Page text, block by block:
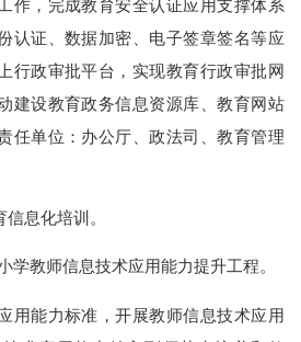
作，完成教育安全认证应用支撑体系
认证、数据加密、电子签章签名等应
行政审批平台，实现教育行政审批网
建设教育政务信息资源库、教育网站
任单位：办公厅、政法司、教育管理
息化培训。
教师信息技术应用能力提升工程。
能力标准，开展教师信息技术应用